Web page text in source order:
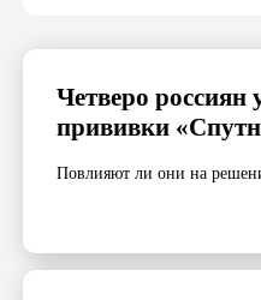
Четверо россиян
прививки
Повлияют ли они на